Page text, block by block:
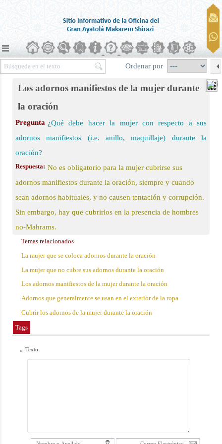
Ordenar por
Los adornos manifiestos de la mujer durante
la oración
Pregunta ¿Qué debe hacer la mujer con respecto a sus
adornos manifiestos (i.e. anillo, maquillaje) durante la
oración?
Respuesta: No es obligatorio para la mujer cubrirse sus
adornos manifiestos durante la oración, siempre y cuando
sean adornos habituales, y no causen tentación y corrupción.
Sin embargo, hay que cubrirlos en la presencia de hombres
no-Mahrams.
Temas relacionados
La mujer que se coloca adornos durante la oración
La mujer que no cubre sus adornos durante la oración
Los adornos manifiestos de la mujer durante la oración
Adornos que generalmente se usan en el exterior de la ropa
Cubrir los adornos de la mujer durante la oración
Tags
* Texto